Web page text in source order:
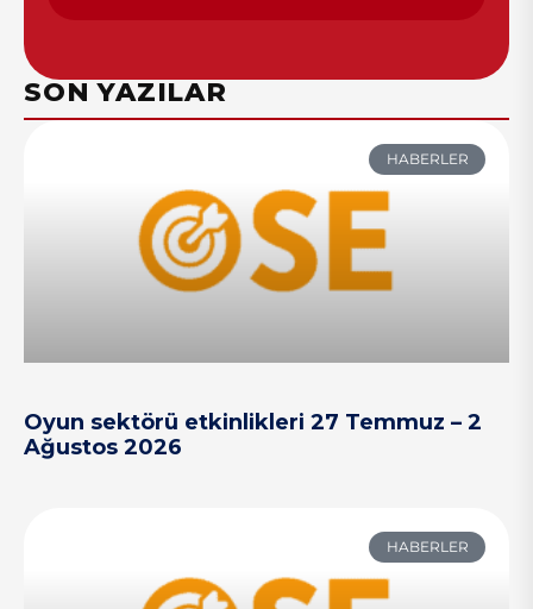
SON YAZILAR
HABERLER
Oyun sektörü etkinlikleri 27 Temmuz – 2
Ağustos 2026
HABERLER